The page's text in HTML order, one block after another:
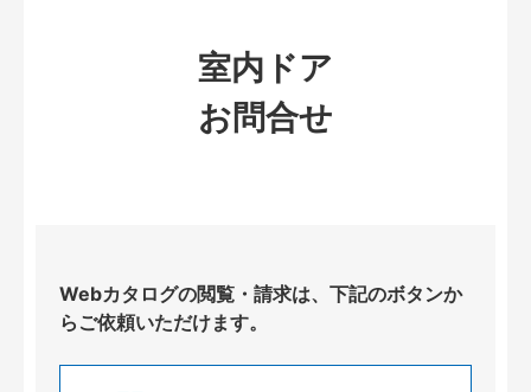
室内ドア
お問合せ
Webカタログの閲覧・請求は、下記のボタンか
らご依頼いただけます。